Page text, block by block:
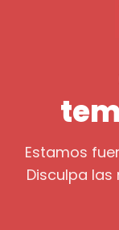
Estamos
Disculpa